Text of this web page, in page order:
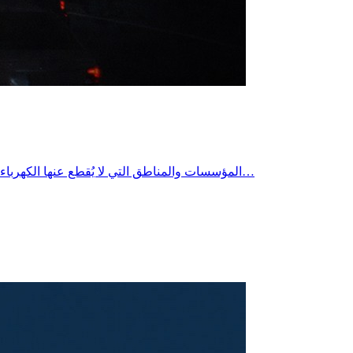
المؤسسات والمناطق التي لا يُقطع عنها الكهرباء في تونس هي المرافق الاستراتيجية والمنشآت الحيوية الكبرى، والتي تُستثنى كلياً من خطط تخفيف الأحمال أو "القطع الدوري" التي تعتمدها…